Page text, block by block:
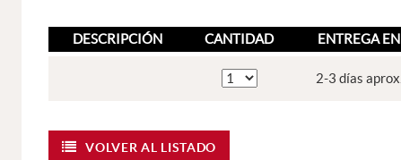
DESCRIPCIÓN CANTIDAD ENTREGA EN
2-3 días aprox.
VOLVER AL LISTADO